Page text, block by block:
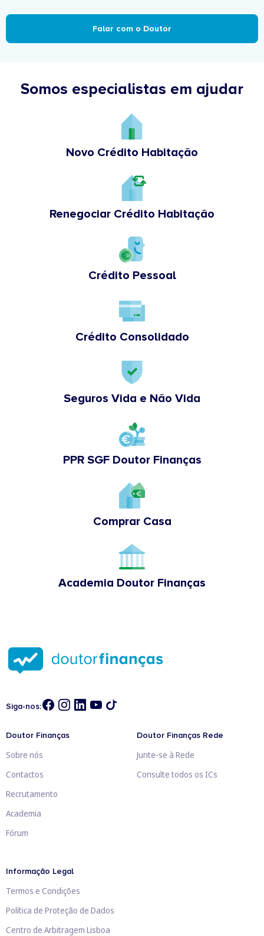
Falar com o Doutor
Somos especialistas em ajudar
Novo Crédito Habitação
Renegociar Crédito Habitação
Crédito Pessoal
Crédito Consolidado
Seguros Vida e Não Vida
PPR SGF Doutor Finanças
Comprar Casa
Academia Doutor Finanças
Siga-nos:
Doutor Finanças
Sobre nós
Contactos
Recrutamento
Academia
Fórum
Doutor Finanças Rede
Junte-se à Rede
Consulte todos os ICs
Informação Legal
Termos e Condições
Política de Proteção de Dados
Centro de Arbitragem Lisboa